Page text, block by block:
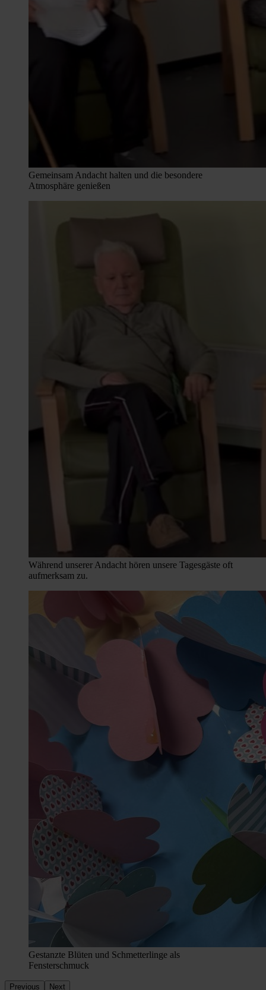
Gemeinsam Andacht halten und die besondere
Atmosphäre genießen
Während unserer Andacht hören unsere Tagesgäste oft
aufmerksam zu.
Gestanzte Blüten und Schmetterlinge als
Fensterschmuck
Previous Next